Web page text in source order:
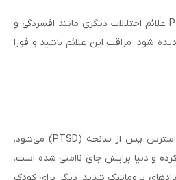
در اکثر کودکان مبتلا به PTSD علائم اختلالات دیگری مانند افسردگی و
شود. مراقب این علائم باشید و فورا
وقتی یک کودک دچار اختلال استرس پس از سانحه (PTSD) می‌شود،
و دنیا برایش جای ناامنی شده است.